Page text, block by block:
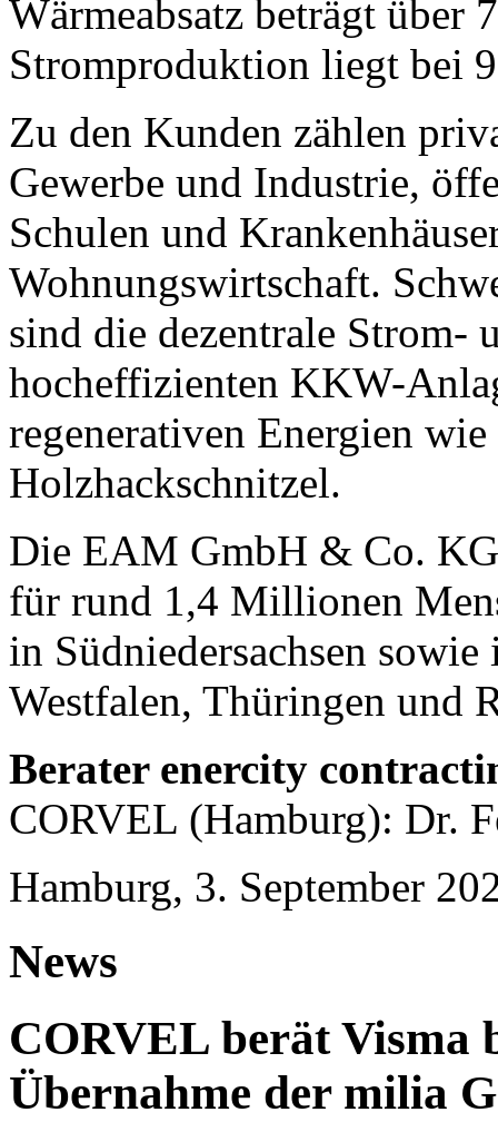
Wärmeabsatz beträgt
Stromproduktion liegt bei
Zu den Kunden zählen
Gewerbe und Industrie,
Schulen und
Wohnungswirtschaft.
sind die dezentrale Strom-
hocheffizienten KKW-
regenerativen Energien
Holzhackschnitzel.
Die EAM GmbH & Co.
für rund 1,4 Millionen
in Südniedersachsen
Westfalen, Thüringen und
Berater enercity
CORVEL (Hamburg): Dr.
Hamburg, 3. September
News
CORVEL berät Visma
Übernahme der milia